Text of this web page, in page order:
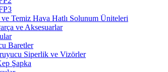
Temiz Hava Hatlı Solunum Üniteleri
ve Aksesuarlar
Baretler
Siperlik ve Vizörler
Şapka